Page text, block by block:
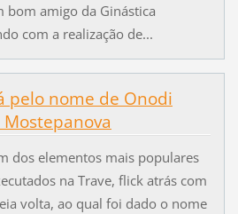
bom amigo da Ginástica
com a realização de...
pelo nome de Onodi
dos elementos mais populares
na Trave, flick atrás com
volta, ao qual foi dado o nome